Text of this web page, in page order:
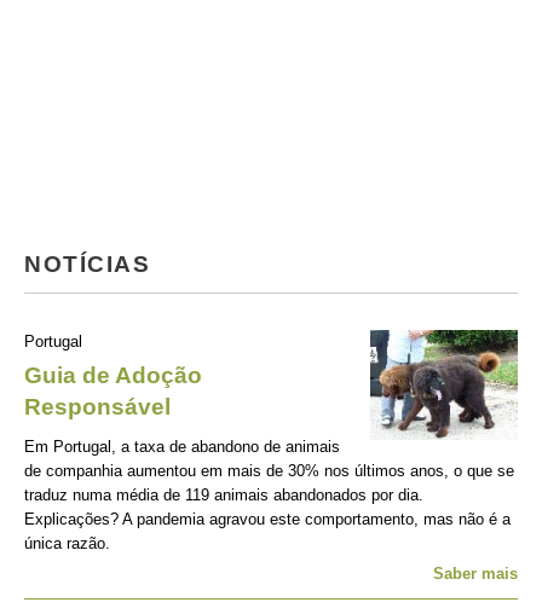
NOTÍCIAS
Portugal
Guia de Adoção
Responsável
Em Portugal, a taxa de abandono de animais
de companhia aumentou em mais de 30% nos últimos anos, o que se
traduz numa média de 119 animais abandonados por dia.
Explicações? A pandemia agravou este comportamento, mas não é a
única razão.
Saber mais